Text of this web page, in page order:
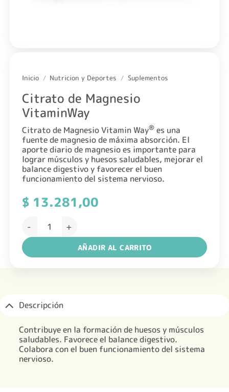
Inicio / Nutricion y Deportes / Suplementos
Citrato de Magnesio
VitaminWay
Citrato de Magnesio Vitamin Way® es una
fuente de magnesio de máxima absorción. El
aporte diario de magnesio es importante para
lograr músculos y huesos saludables, mejorar el
balance digestivo y favorecer el buen
funcionamiento del sistema nervioso.
$13.281,00
Citrato de Magnesio VitaminWay cantidad
AÑADIR AL CARRITO
Descripción
Contribuye en la formación de huesos y músculos
saludables. Favorece el balance digestivo.
Colabora con el buen funcionamiento del sistema
nervioso.